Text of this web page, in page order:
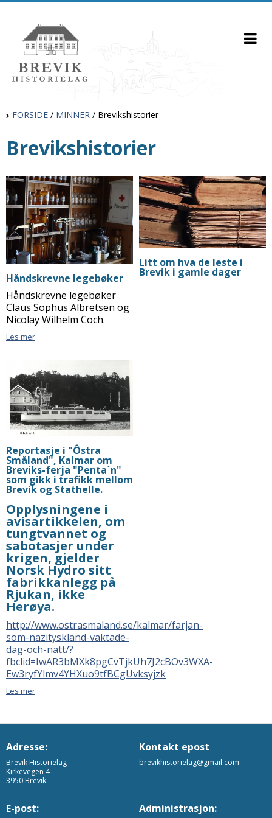
FORSIDE / MINNER / Brevikshistorier
Brevikshistorier
Håndskrevne legebøker
Håndskrevne legebøker
Claus Sophus Albretsen og
Nicolay Wilhelm Coch.
Les mer
Litt om hva de leste i
Brevik i gamle dager
Reportasje i "Ôstra
Småland", Kalmar om
Breviks-ferja "Penta`n"
som gikk i trafikk mellom
Brevik og Stathelle.
Opplysningene i
avisartikkelen, om
tungtvannet og
sabotasjer under
krigen, gjelder
Norsk Hydro sitt
fabrikkanlegg på
Rjukan, ikke
Herøya.
http://www.ostrasmaland.se/kalmar/farjan-
som-nazityskland-vaktade-
dag-och-natt/?
fbclid=IwAR3bMXk8pgCvTjkUh7J2cBOv3WXA-
Ew3ryfYlmv4YHXuo9tfBCgUvksyjzk
Les mer
Adresse:
Brevik Historielag
Kirkevegen 4
3950 Brevik
Kontakt epost
brevikhistorielag@gmail.com
E-post: Administrasjon: